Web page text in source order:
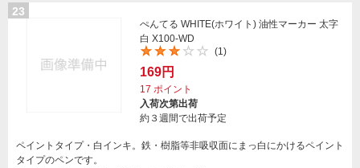
23
ぺんてる WHITE(ホワイト) 油性マーカー 太字
白 X100-WD
(1)
169円
17 ポイント
入荷次第出荷
約３週間で出荷予定
ペイントタイプ・白インキ。鉄・樹脂等非吸収面にまっ白にかけるペイント
タイプのペンです。